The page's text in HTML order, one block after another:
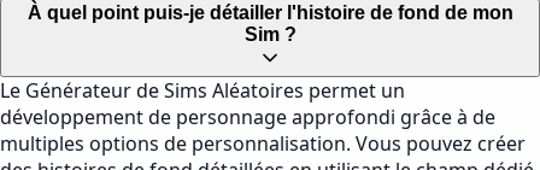
À quel point puis-je détailler l'histoire de fond de mon
Sim ?
Le Générateur de Sims Aléatoires permet un
développement de personnage approfondi grâce à de
multiples options de personnalisation. Vous pouvez créer